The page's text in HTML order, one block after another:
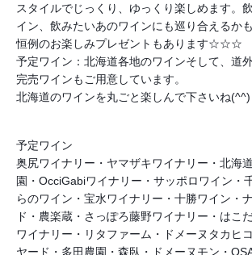
スタイルでじっくり、ゆっくり楽しめます。
イン、飲みたいあのワインにも巡り合えるか
恒例のお楽しみプレゼントもあります☆☆☆
予定ワイン：北海道各地のワインそして、道
完売ワインもご用意しています。
北海道のワインを丸ごと楽しんで下さいね(^^)
予定ワイン
奥尻ワイナリー・ヤマザキワイナリー・北海
園・OcciGabiワイナリー・サッポロワイン・
らのワイン・宝水ワイナリー・十勝ワイン・
ド・農楽蔵・さっぽろ藤野ワイナリー・はこ
ワイナリー・リタファーム・ドメーヌタカヒ
ヤード・多田農園・森臥・ドメーヌモン・